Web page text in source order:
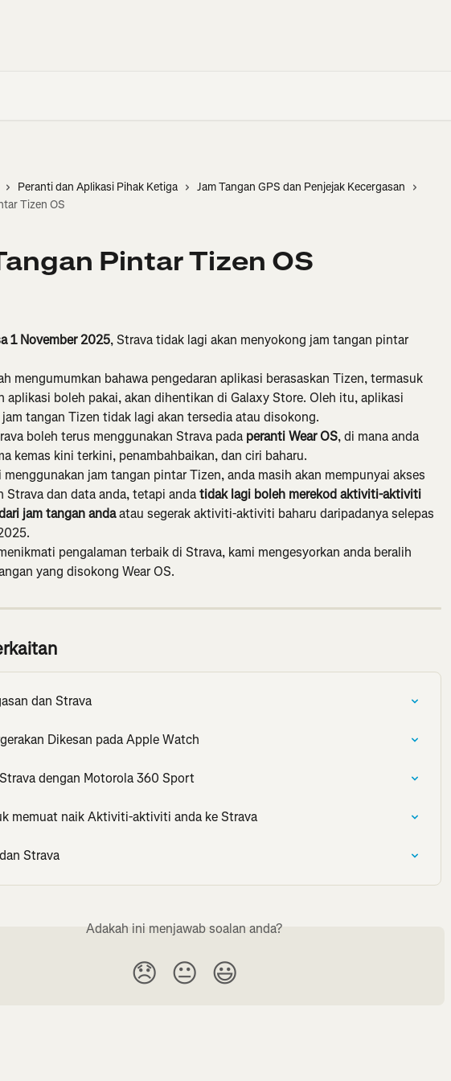
Peranti dan Aplikasi Pihak Ketiga
Jam Tangan GPS dan Penjejak Kecergasan
Tizen OS
Pintar Tizen OS
1 November 2025, Strava tidak lagi akan menyokong jam tangan pintar
mengumumkan bahawa pengedaran aplikasi berasaskan Tizen, termasuk
aplikasi boleh pakai, akan dihentikan di Galaxy Store. Oleh itu, aplikasi
tangan Tizen tidak lagi akan tersedia atau disokong.
boleh terus menggunakan Strava pada peranti Wear OS, di mana anda
kemas kini terkini, penambahbaikan, dan ciri baharu.
menggunakan jam tangan pintar Tizen, anda masih akan mempunyai akses
Strava dan data anda, tetapi anda tidak lagi boleh merekod aktiviti-aktiviti
jam tangan anda atau segerak aktiviti-aktiviti baharu daripadanya selepas
pengalaman terbaik di Strava, kami mengesyorkan anda beralih
yang disokong Wear OS.
dan Strava
Dikesan pada Apple Watch
dengan Motorola 360 Sport
memuat naik Aktiviti-aktiviti anda ke Strava
Strava
Adakah ini menjawab soalan anda?
😞 😐 😃